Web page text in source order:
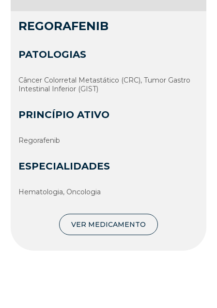
REGORAFENIB
PATOLOGIAS
Câncer Colorretal Metastático (CRC), Tumor Gastro
Intestinal Inferior (GIST)
PRINCÍPIO ATIVO
Regorafenib
ESPECIALIDADES
Hematologia, Oncologia
VER MEDICAMENTO